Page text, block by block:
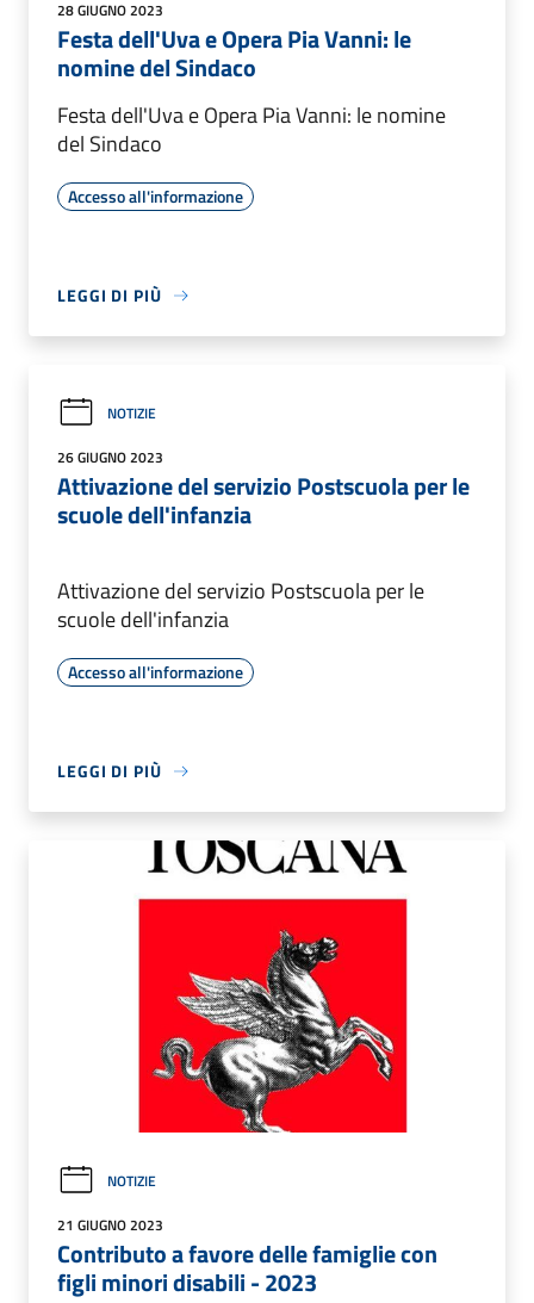
28 GIUGNO 2023
Festa dell'Uva e Opera Pia Vanni: le
nomine del Sindaco
Festa dell'Uva e Opera Pia Vanni: le nomine
del Sindaco
Accesso all'informazione
LEGGI DI PIÙ
NOTIZIE
26 GIUGNO 2023
Attivazione del servizio Postscuola per le
scuole dell'infanzia
Attivazione del servizio Postscuola per le
scuole dell'infanzia
Accesso all'informazione
LEGGI DI PIÙ
NOTIZIE
21 GIUGNO 2023
Contributo a favore delle famiglie con
figli minori disabili - 2023